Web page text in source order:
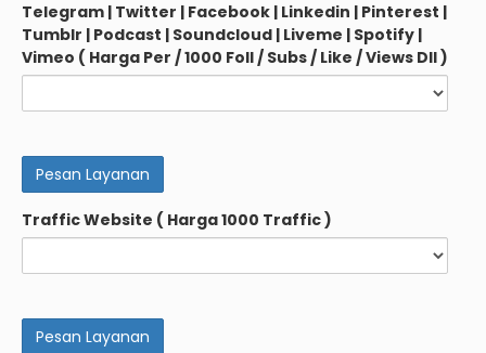
Telegram | Twitter | Facebook | Linkedin | Pinterest |
Tumblr | Podcast | Soundcloud | Liveme | Spotify |
Vimeo ( Harga Per / 1000 Foll / Subs / Like / Views Dll )
Traffic Website ( Harga 1000 Traffic )